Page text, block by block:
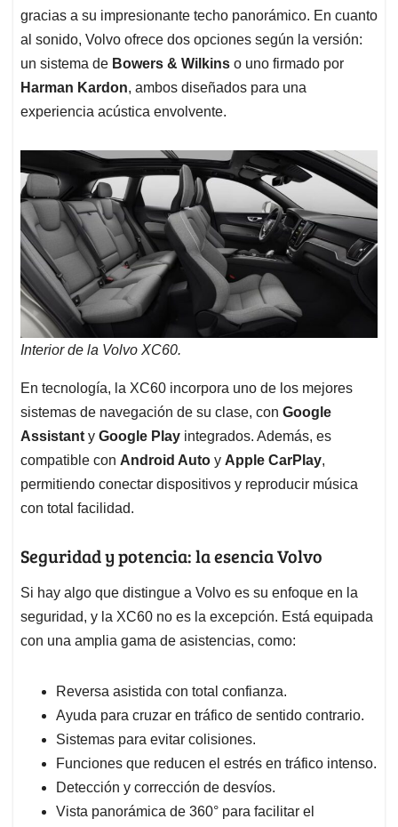
gracias a su impresionante techo panorámico. En cuanto
al sonido, Volvo ofrece dos opciones según la versión:
un sistema de Bowers & Wilkins o uno firmado por
Harman Kardon, ambos diseñados para una
experiencia acústica envolvente.
Interior de la Volvo XC60.
En tecnología, la XC60 incorpora uno de los mejores
sistemas de navegación de su clase, con Google
Assistanty Google Play integrados. Además, es
compatible con Android Auto y Apple CarPlay,
permitiendo conectar dispositivos y reproducir música
con total facilidad.
Seguridad y potencia: la esencia Volvo
Si hay algo que distingue a Volvo es su enfoque en la
seguridad, y la XC60 no es la excepción. Está equipada
con una amplia gama de asistencias, como:
Reversa asistida con total confianza.
Ayuda para cruzar en tráfico de sentido contrario.
Sistemas para evitar colisiones.
Funciones que reducen el estrés en tráfico intenso.
Detección y corrección de desvíos.
Vista panorámica de 360° para facilitar el